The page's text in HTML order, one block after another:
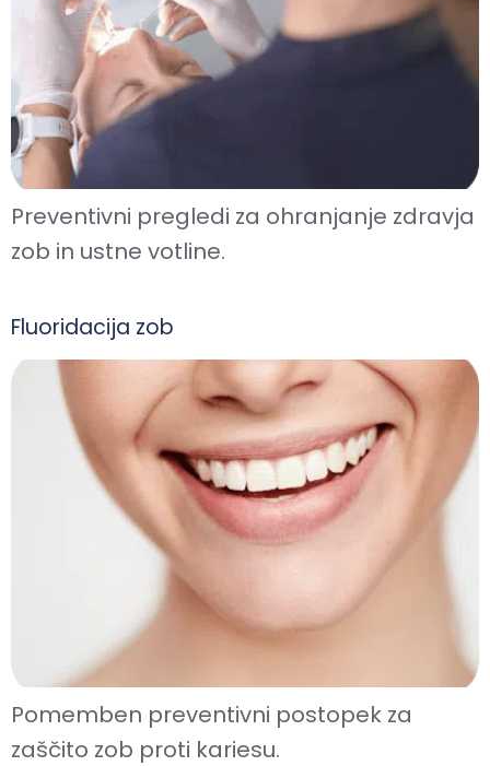
Preventivni pregledi za ohranjanje zdravja
zob in ustne votline.
Fluoridacija zob
Pomemben preventivni postopek za
zaščito zob proti kariesu.